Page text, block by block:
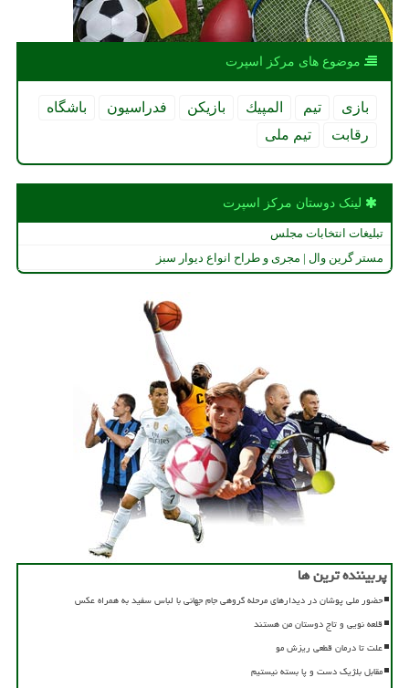
موضوع های مركز اسپرت
بازی تیم المپیك بازیكن فدراسیون
باشگاه
رقابت
تیم ملی
لینک دوستان مركز اسپرت
تبلیغات انتخابات مجلس
مستر گرین وال | مجری و طراح انواع دیوار سبز
پربیننده ترین ها
حضور ملی پوشان در دیدارهای مرحله گروهی جام جهانی با لباس سفید به همراه عکس
قلعه نویی و تاج دوستان من هستند
علت تا درمان قطعی ریزش مو
مقابل بلژیک دست و پا بسته نیستیم